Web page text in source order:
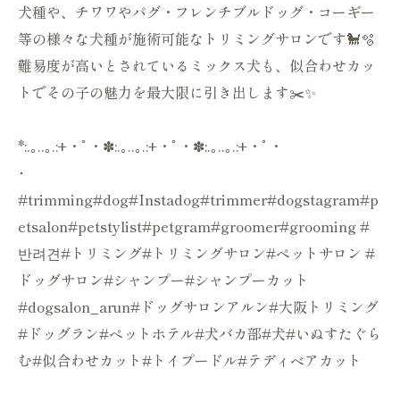
犬種や、チワワやパグ・フレンチブルドッグ・コーギー
等の様々な犬種が施術可能なトリミングサロンです🐩🫧
難易度が高いとされているミックス犬も、似合わせカッ
トでその子の魅力を最大限に引き出します✂️✨
*:.｡..｡.:+・ﾟ・✽:.｡..｡.:+・ﾟ・✽:.｡..｡.:+・ﾟ・
･
#trimming#dog#Instadog#trimmer#dogstagram#p
etsalon#petstylist#petgram#groomer#grooming #
반려견#トリミング#トリミングサロン#ペットサロン #
ドッグサロン#シャンプー#シャンプーカット
#dogsalon_arun#ドッグサロンアルン#大阪トリミング
#ドッグラン#ペットホテル#犬バカ部#犬#いぬすたぐら
む#似合わせカット#トイプードル#テディベアカット